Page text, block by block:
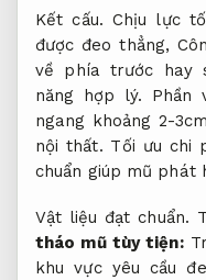
Kết cấu. Chịu lực
được đeo thẳng,
về phía trước hay
năng hợp lý. Phần
ngang khoảng 2-
nội thất. Tối ưu chi
chuẩn giúp mũ phát
Vật liệu đạt chuẩn.
tháo mũ tùy tiện:
khu vực yêu cầu